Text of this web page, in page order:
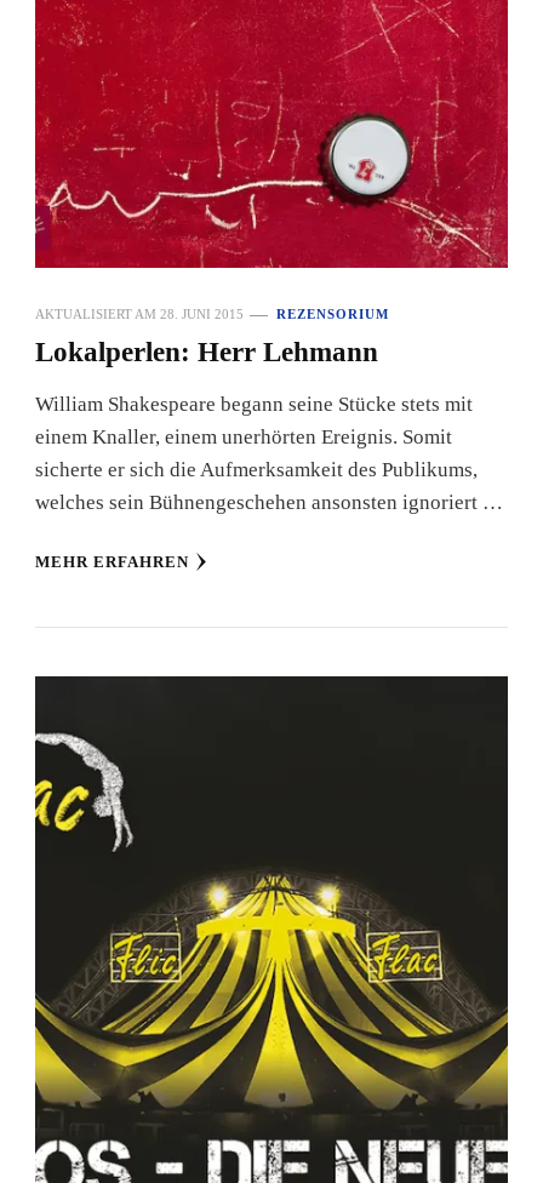
AKTUALISIERT AM 28. JUNI 2015 REZENSORIUM
Lokalperlen: Herr Lehmann
William Shakespeare begann seine Stücke stets mit
einem Knaller, einem unerhörten Ereignis. Somit
sicherte er sich die Aufmerksamkeit des Publikums,
welches sein Bühnengeschehen ansonsten ignoriert …
MEHR ERFAHREN